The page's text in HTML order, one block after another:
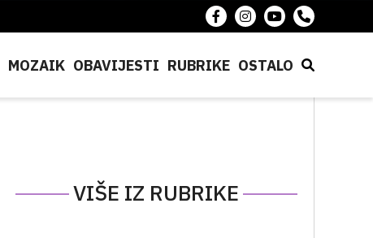
MOZAIK OBAVIJESTI RUBRIKE OSTALO
VIŠE IZ RUBRIKE